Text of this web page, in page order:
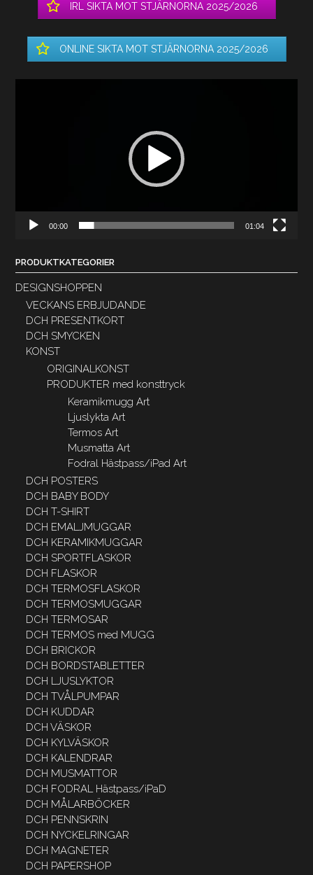
IRL SIKTA MOT STJÄRNORNA 2025/2026
ONLINE SIKTA MOT STJÄRNORNA 2025/2026
00:00 01:04
PRODUKTKATEGORIER
DESIGNSHOPPEN
VECKANS ERBJUDANDE
DCH PRESENTKORT
DCH SMYCKEN
KONST
ORIGINALKONST
PRODUKTER med konsttryck
Keramikmugg Art
Ljuslykta Art
Termos Art
Musmatta Art
Fodral Hästpass/iPad Art
DCH POSTERS
DCH BABY BODY
DCH T-SHIRT
DCH EMALJMUGGAR
DCH KERAMIKMUGGAR
DCH SPORTFLASKOR
DCH FLASKOR
DCH TERMOSFLASKOR
DCH TERMOSMUGGAR
DCH TERMOSAR
DCH TERMOS med MUGG
DCH BRICKOR
DCH BORDSTABLETTER
DCH LJUSLYKTOR
DCH TVÅLPUMPAR
DCH KUDDAR
DCH VÄSKOR
DCH KYLVÄSKOR
DCH KALENDRAR
DCH MUSMATTOR
DCH FODRAL Hästpass/iPaD
DCH MÅLARBÖCKER
DCH PENNSKRIN
DCH NYCKELRINGAR
DCH MAGNETER
DCH PAPERSHOP